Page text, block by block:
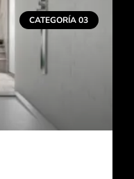
CATEGORÍA 03